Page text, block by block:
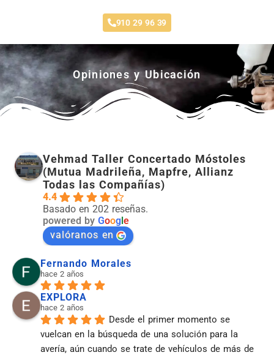
910 29 96 39
Opiniones y Ubicación
Vehmad Taller Concertado Móstoles
(Mutua Madrileña, Mapfre, Allianz
Todas las Compañías)
4.4
Basado en 202 reseñas.
powered by Google
valóranos en
Fernando Morales
hace 2 años
EXPLORA
hace 2 años
Desde el primer momento se
vuelcan en la búsqueda de una solución para la
avería, aún cuando se trate de vehículos de más de